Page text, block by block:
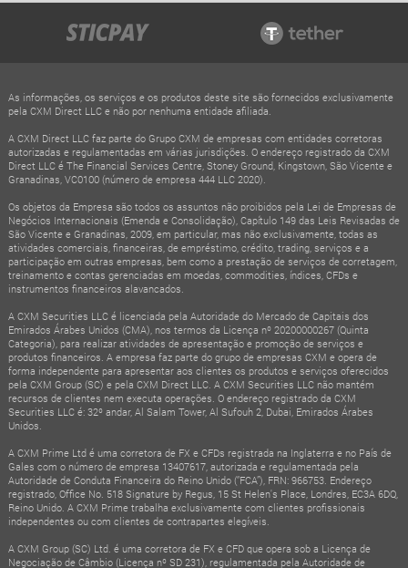
As informações, os serviços e os produtos deste site são fornecidos exclusivamente
pela CXM Direct LLC e não por nenhuma entidade afiliada.
A CXM Direct LLC faz parte do Grupo CXM de empresas com entidades corretoras
autorizadas e regulamentadas em várias jurisdições. O endereço registrado da CXM
Direct LLC é The Financial Services Centre, Stoney Ground, Kingstown, São Vicente e
Granadinas, VC0100 (número de empresa 444 LLC 2020).
Os objetos da Empresa são todos os assuntos não proibidos pela Lei de Empresas de
Negócios Internacionais (Emenda e Consolidação), Capítulo 149 das Leis Revisadas de
São Vicente e Granadinas, 2009, em particular, mas não exclusivamente, todas as
atividades comerciais, financeiras, de empréstimo, crédito, trading, serviços e a
participação em outras empresas, bem como a prestação de serviços de corretagem,
treinamento e contas gerenciadas em moedas, commodities, índices, CFDs e
instrumentos financeiros alavancados.
A CXM Securities LLC é licenciada pela Autoridade do Mercado de Capitais dos
Emirados Árabes Unidos (CMA), nos termos da Licença nº 20200000267 (Quinta
Categoria), para realizar atividades de apresentação e promoção de serviços e
produtos financeiros. A empresa faz parte do grupo de empresas CXM e opera de
forma independente para apresentar aos clientes os produtos e serviços oferecidos
pela CXM Group (SC) e pela CXM Direct LLC. A CXM Securities LLC não mantém
recursos de clientes nem executa operações. O endereço registrado da CXM
Securities LLC é: 32º andar, Al Salam Tower, Al Sufouh 2, Dubai, Emirados Árabes
Unidos.
A CXM Prime Ltd é uma corretora de FX e CFDs registrada na Inglaterra e no País de
Gales com o número de empresa 13407617, autorizada e regulamentada pela
Autoridade de Conduta Financeira do Reino Unido (“FCA”), FRN: 966753. Endereço
registrado, Office No. 518 Signature by Regus, 15 St Helen's Place, Londres, EC3A 6DQ,
Reino Unido. A CXM Prime trabalha exclusivamente com clientes profissionais
independentes ou com clientes de contrapartes elegíveis.
A CXM Group (SC) Ltd. é uma corretora de FX e CFD que opera sob a Licença de
Negociação de Câmbio (Licença nº SD 231), regulamentada pela Autoridade de